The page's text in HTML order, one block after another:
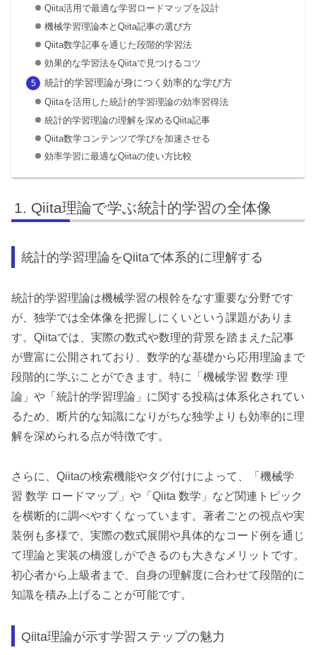
Qiita活用で最適な学習ロードマップを設計
機械学習理論本とQiita記事の選び方
Qiita数学記事を通じた段階的学習法
効果的な学習法をQiitaで見つけるコツ
統計的学習理論が身につく効率的な学び方
Qiitaを活用した統計的学習理論の効率習得法
統計的学習理論の理解を深めるQiita記事
Qiita数学コンテンツで学びを加速させる
効率学習に最適なQiitaの使い方比較
Qiita理論で学ぶ統計的学習の全体像
統計的学習理論をQiitaで体系的に理解する
統計的学習理論は機械学習の根幹をなす重要な分野です
が、独学では全体像を把握しにくいという課題がありま
す。Qiitaでは、実際の数式や数理的背景を踏まえた記事
が豊富に公開されており、数学的な基礎から応用理論まで
段階的に学ぶことができます。特に「機械学習 数学 理
論」や「統計的学習理論」に関する投稿は体系化されてい
るため、断片的な知識になりがちな独学よりも効率的に理
解を深められる点が特徴です。
さらに、Qiitaの検索機能やタグ付けによって、「機械学
習 数学 ロードマップ」や「Qiita 数学」など関連トピック
を横断的に調べやすくなっています。著者ごとの視点や実
装例も多様で、実際の数式展開や具体的なコード例を通じ
て理論と実装の橋渡しができるのも大きなメリットです。
初心者から上級者まで、自身の理解度に合わせて段階的に
知識を積み上げることが可能です。
Qiita理論が示す学習ステップの魅力